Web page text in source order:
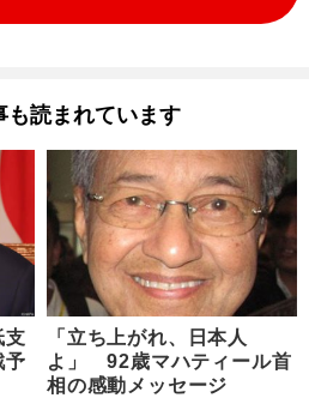
も読まれています
支
予
「立ち上がれ、日本人
よ」 92歳マハティール首
相の感動メッセージ